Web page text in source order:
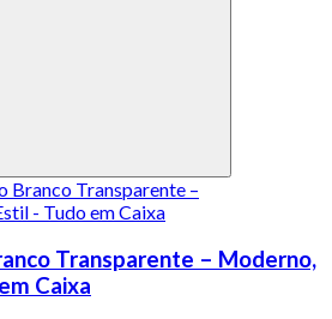
Transparente – Moderno,
Caixa